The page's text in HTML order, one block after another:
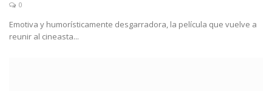
0
Emotiva y humorísticamente desgarradora, la película que vuelve a
reunir al cineasta...